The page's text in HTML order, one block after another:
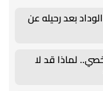
بعد رحيله عن
لماذا قد لا